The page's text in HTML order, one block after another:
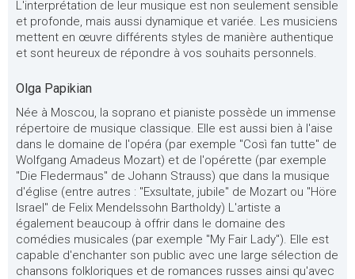
L'interprétation de leur musique est non seulement sensible
et profonde, mais aussi dynamique et variée. Les musiciens
mettent en œuvre différents styles de manière authentique
et sont heureux de répondre à vos souhaits personnels.
Olga Papikian
Née à Moscou, la soprano et pianiste possède un immense
répertoire de musique classique. Elle est aussi bien à l'aise
dans le domaine de l'opéra (par exemple "Così fan tutte" de
Wolfgang Amadeus Mozart) et de l'opérette (par exemple
"Die Fledermaus" de Johann Strauss) que dans la musique
d'église (entre autres : "Exsultate, jubile" de Mozart ou "Höre
Israel" de Felix Mendelssohn Bartholdy) L'artiste a
également beaucoup à offrir dans le domaine des
comédies musicales (par exemple "My Fair Lady"). Elle est
capable d'enchanter son public avec une large sélection de
chansons folkloriques et de romances russes ainsi qu'avec